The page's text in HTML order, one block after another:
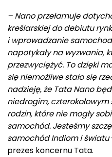
– Nano przełamuje
kreślarskiej do debiutu
i wprowadzanie
napotykały na wyzwania,
przezwyciężyć. To dzięki
się niemożliwe stało się
nadzieję, że Tata Nano
niedrogim,
rodzin, które nie mogły
samochód. Jesteśmy
samochód Indiom i światu
prezes koncernu Tata.